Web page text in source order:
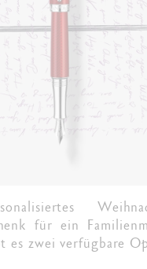
für ein
es zwei verfügbare